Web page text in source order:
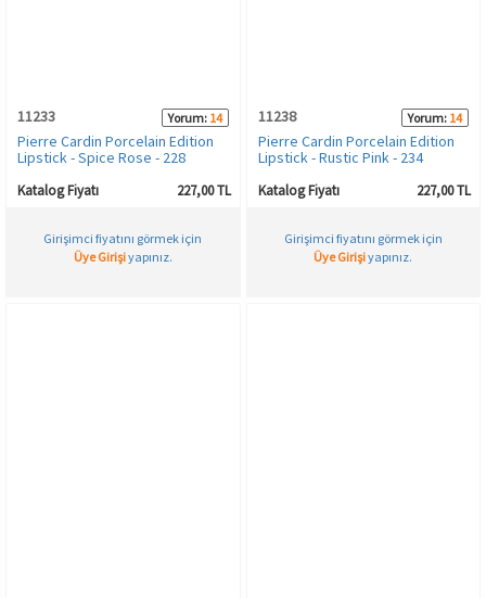
11233 Yorum: 14
Pierre Cardin Porcelain Edition
Lipstick - Spice Rose - 228
Katalog Fiyatı 227,00 TL
Girişimci fiyatını görmek için
Üye Girişiyapınız.
11238 Yorum: 14
Pierre Cardin Porcelain Edition
Lipstick - Rustic Pink - 234
Katalog Fiyatı 227,00 TL
Girişimci fiyatını görmek için
Üye Girişiyapınız.